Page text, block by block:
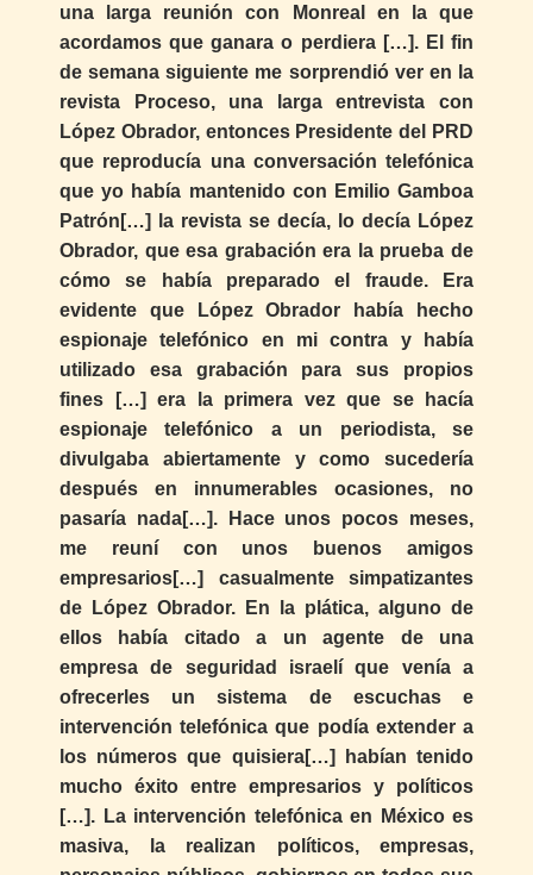
una larga reunión con Monreal en la que
acordamos que ganara o perdiera […]. El fin
de semana siguiente me sorprendió ver en la
revista Proceso, una larga entrevista con
López Obrador, entonces Presidente del PRD
que reproducía una conversación telefónica
que yo había mantenido con Emilio Gamboa
Patrón[…] la revista se decía, lo decía López
Obrador, que esa grabación era la prueba de
cómo se había preparado el fraude. Era
evidente que López Obrador había hecho
espionaje telefónico en mi contra y había
utilizado esa grabación para sus propios
fines […] era la primera vez que se hacía
espionaje telefónico a un periodista, se
divulgaba abiertamente y como sucedería
después en innumerables ocasiones, no
pasaría nada[…]. Hace unos pocos meses,
me reuní con unos buenos amigos
empresarios[…] casualmente simpatizantes
de López Obrador. En la plática, alguno de
ellos había citado a un agente de una
empresa de seguridad israelí que venía a
ofrecerles un sistema de escuchas e
intervención telefónica que podía extender a
los números que quisiera[…] habían tenido
mucho éxito entre empresarios y políticos
[…]. La intervención telefónica en México es
masiva, la realizan políticos, empresas,